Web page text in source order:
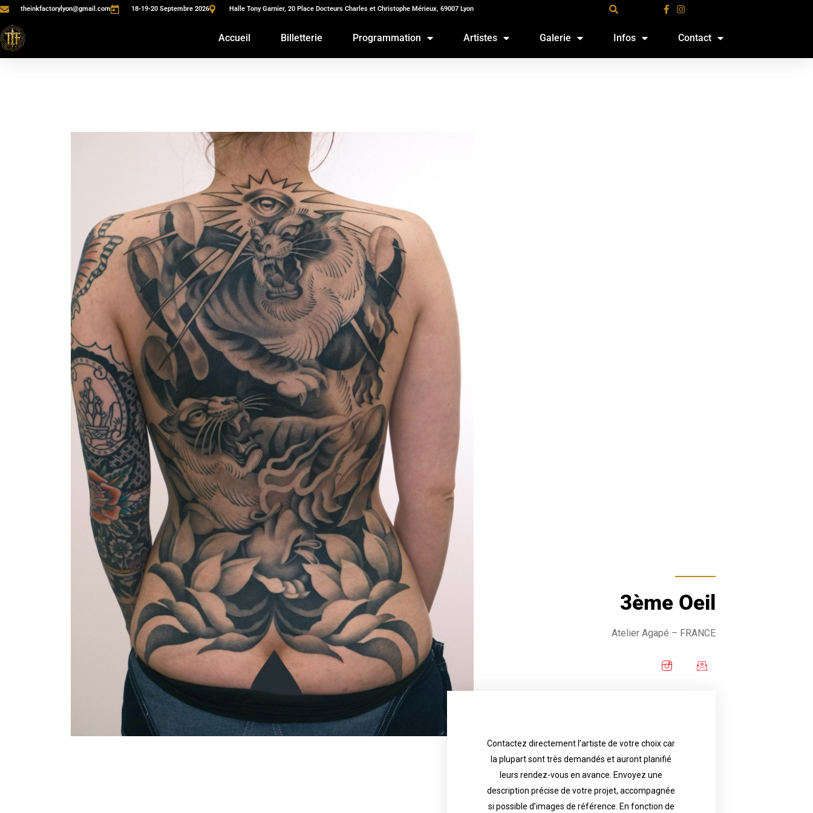
theinkfactorylyon@gmail.com 18-19-20 Septembre 2026 Halle Tony Garnier, 20 Place Docteurs Charles et Christophe Mérieux, 69007 Lyon
Accueil Billetterie Programmation Artistes Galerie Infos Contact
3ème Oeil
Atelier Agapé – FRANCE
Contactez directement l’artiste de votre choix car
la plupart sont très demandés et auront planifié
leurs rendez-vous en avance. Envoyez une
description précise de votre projet, accompagnée
si possible d’images de référence. En fonction de
their appointments in advance. Send an accurate
description of your project, if possible attached
with reference images. Depending your request,
the tattoo artist will answer to tell you his
availability.